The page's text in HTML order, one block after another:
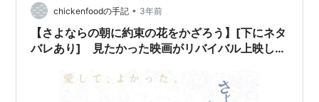
chickenfoodの手記 • 3年前
【さよならの朝に約束の花をかざろう】[下にネタ
バレあり] 見たかった映画がリバイバル上映して